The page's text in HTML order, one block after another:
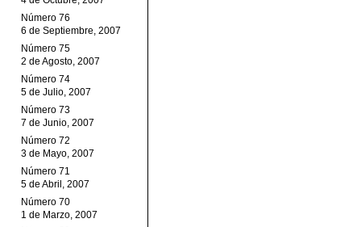
Número 76
6 de Septiembre, 2007
Número 75
2 de Agosto, 2007
Número 74
5 de Julio, 2007
Número 73
7 de Junio, 2007
Número 72
3 de Mayo, 2007
Número 71
5 de Abril, 2007
Número 70
1 de Marzo, 2007